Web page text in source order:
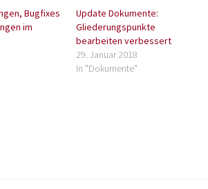
Bugfixes
im
Update Dokumente:
Gliederungspunkte
bearbeiten verbessert
29. Januar 2018
In "Dokumente"